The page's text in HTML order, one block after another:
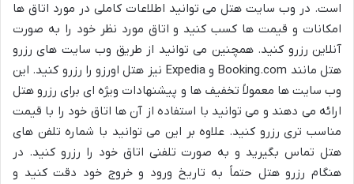
است. در وب سایت هتل می توانید اطلاعات کاملی در مورد اتاق ها
امکانات و قیمت ها کسب کنید و اتاق مورد نظر خود را به صورت
آنلاین رزرو کنید. همچنین می توانید از طریق وب سایت های رزرو
هتل مانند Booking.com و Expedia نیز هتل اورزو را رزرو کنید. این
وب سایت ها معمولاً تخفیف ها و پیشنهادات ویژه ای برای رزرو هتل
ارائه می دهند و می توانید با استفاده از آن ها اتاق خود را با قیمت
مناسب تری رزرو کنید. علاوه بر این می توانید با شماره تلفن های
هتل تماس بگیرید و به صورت تلفنی اتاق خود را رزرو کنید. در
هنگام رزرو هتل حتماً به تاریخ ورود و خروج خود دقت کنید و